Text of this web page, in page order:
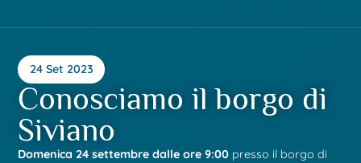
24 Set 2023
Conosciamo il borgo di
Siviano
Domenica 24 settembre dalle ore 9:00 presso il borgo di